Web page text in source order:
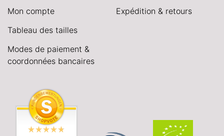
Mon compte
Tableau des tailles
Modes de paiement &
coordonnées bancaires
Expédition & retours